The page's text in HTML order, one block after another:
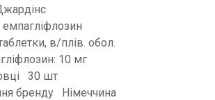
в/плів. обол.
10 мг
30 шт
бренду Німеччина